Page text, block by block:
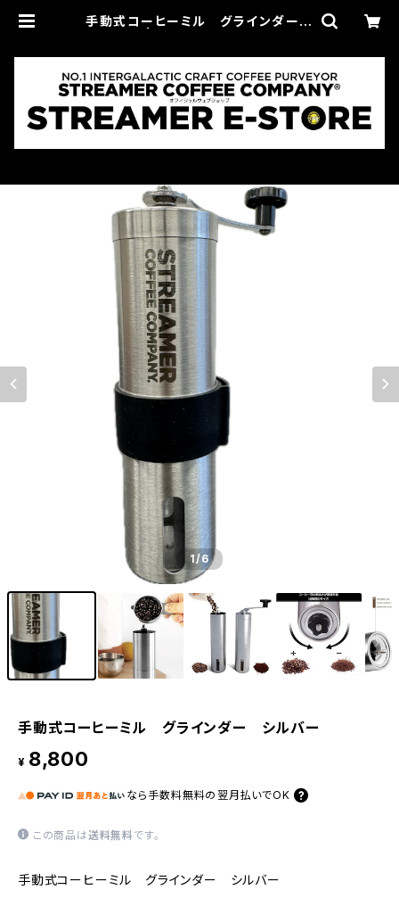
手動式コーヒーミル グラインダー
1/6
手動式コーヒーミル グラインダー シルバー
¥ 8,800
なら 手数料無料の 翌月払いでOK
この商品は送料無料です。
手動式コーヒーミル グラインダー シルバー